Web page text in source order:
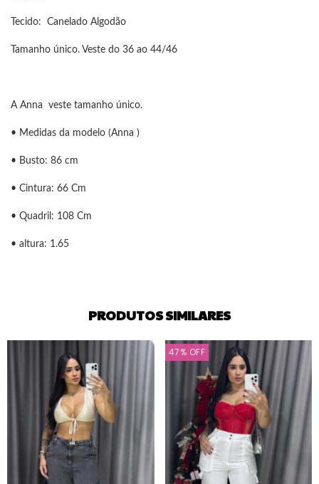
Tecido: Canelado Algodão
Tamanho único. Veste do 36 ao 44/46
A Anna veste tamanho único.
• Medidas da modelo (Anna )
• Busto: 86 cm
• Cintura: 66 Cm
• Quadril: 108 Cm
• altura: 1.65
PRODUTOS SIMILARES
47% OFF